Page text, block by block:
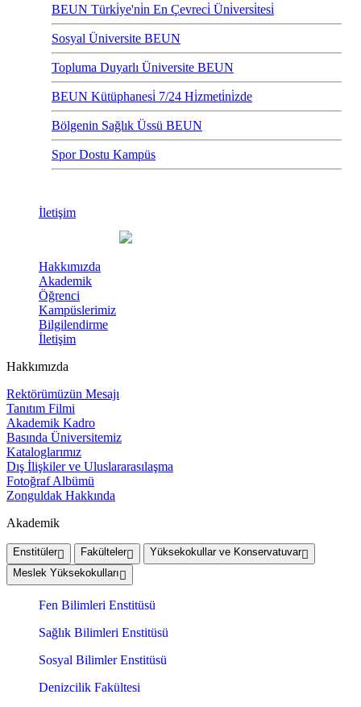
BEUN Türki̇ye'ni̇n En Çevreci̇ Üni̇versi̇tesi̇
Sosyal Üniversite BEUN
Topluma Duyarlı Üniversite BEUN
BEUN Kütüphanesi̇ 7/24 Hi̇zmeti̇ni̇zde
Bölgenin Sağlık Üssü BEUN
Spor Dostu Kampüs
İletişim
Hakkımızda
Akademik
Öğrenci
Kampüslerimiz
Bilgilendirme
İletişim
Hakkımızda
Rektörümüzün Mesajı
Tanıtım Filmi
Akademik Kadro
Basında Üniversitemiz
Kataloglarımız
Dış İlişkiler ve Uluslararasılaşma
Fotoğraf Albümü
Zonguldak Hakkında
Akademik
Enstitüler Fakülteler
Yüksekokullar ve Konservatuvar
Meslek Yüksekokulları
Fen Bilimleri Enstitüsü
Sağlık Bilimleri Enstitüsü
Sosyal Bilimler Enstitüsü
Denizcilik Fakültesi